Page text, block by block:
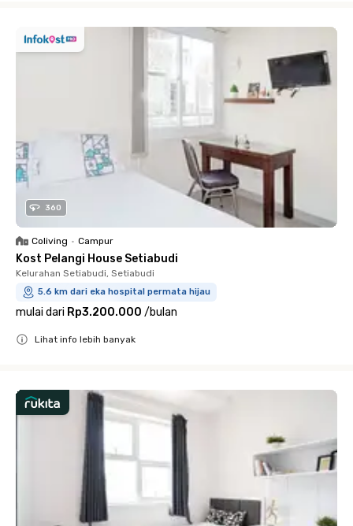
360
Coliving • Campur
Kost Pelangi House Setiabudi
Kelurahan Setiabudi, Setiabudi
5.6 km dari eka hospital permata hijau
mulai dari Rp3.200.000 /bulan
Lihat info lebih banyak